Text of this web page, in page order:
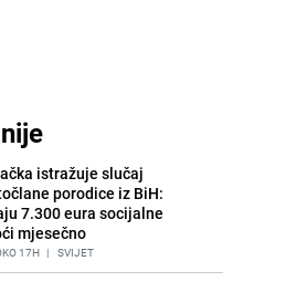
istražuje slučaj
porodice iz BiH:
7.300 eura socijalne
mjesečno
17H | SVIJET